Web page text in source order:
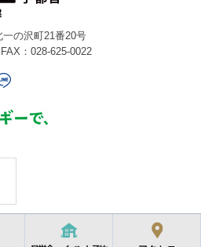
の沢町21番20号
：028-625-0022